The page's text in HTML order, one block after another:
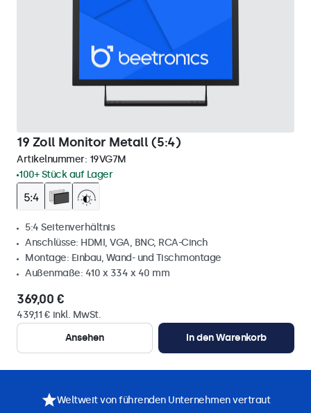
19 Zoll Monitor Metall (5:4)
Artikelnummer: 19VG7M
100+ Stück auf Lager
5:4 Seitenverhältnis
Anschlüsse: HDMI, VGA, BNC, RCA-Cinch
Montage: Einbau, Wand- und Tischmontage
Außenmaße: 410 x 334 x 40 mm
369,00 €
439,11 € inkl. MwSt.
Ansehen
In den Warenkorb
Weltweit von führenden Unternehmen vertraut